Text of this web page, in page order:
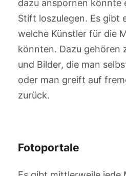
dazu anspornen könnte
Stift loszulegen. Es gibt
welche Künstler für die
könnten. Dazu gehören
und Bilder, die man
oder man greift auf
zurück.
Fotoportale